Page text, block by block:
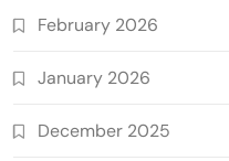
February 2026
January 2026
December 2025